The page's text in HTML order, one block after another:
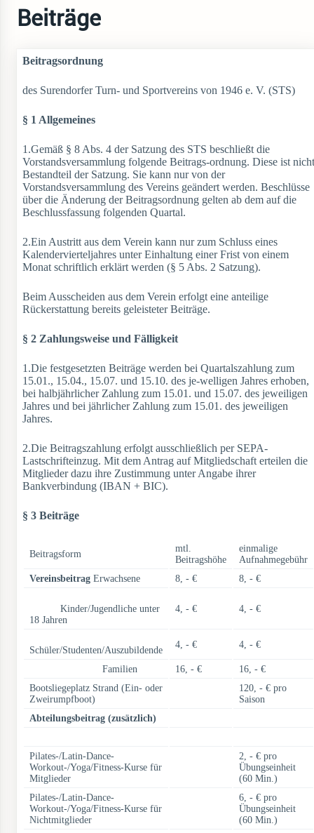
Beiträge
Beitragsordnung
des Surendorfer Turn- und Sportvereins von 1946 e. V. (STS)
§ 1 Allgemeines
1.Gemäß § 8 Abs. 4 der Satzung des STS beschließt die
Vorstandsversammlung folgende Beitrags-ordnung. Diese ist nicht
Bestandteil der Satzung. Sie kann nur von der
Vorstandsversammlung des Vereins geändert werden. Beschlüsse
über die Änderung der Beitragsordnung gelten ab dem auf die
Beschlussfassung folgenden Quartal.
2.Ein Austritt aus dem Verein kann nur zum Schluss eines
Kalendervierteljahres unter Einhaltung einer Frist von einem
Monat schriftlich erklärt werden (§ 5 Abs. 2 Satzung).
Beim Ausscheiden aus dem Verein erfolgt eine anteilige
Rückerstattung bereits geleisteter Beiträge.
§ 2 Zahlungsweise und Fälligkeit
1.Die festgesetzten Beiträge werden bei Quartalszahlung zum
15.01., 15.04., 15.07. und 15.10. des je-welligen Jahres erhoben,
bei halbjährlicher Zahlung zum 15.01. und 15.07. des jeweiligen
Jahres und bei jährlicher Zahlung zum 15.01. des jeweiligen
Jahres.
2.Die Beitragszahlung erfolgt ausschließlich per SEPA-
Lastschrifteinzug. Mit dem Antrag auf Mitgliedschaft erteilen die
Mitglieder dazu ihre Zustimmung unter Angabe ihrer
Bankverbindung (IBAN + BIC).
§ 3 Beiträge
Beitragsform
mtl.
Beitragshöhe
einmalige
Aufnahmegebühr
Vereinsbeitrag Erwachsene 8, - € 8, - €
Kinder/Jugendliche unter
18 Jahren
4, - € 4, - €
Schüler/Studenten/Auszubildende
4, - € 4, - €
Familien 16, - €
16, - €
Bootsliegeplatz Strand (Ein- oder
Zweirumpfboot)
120, - € pro
Saison
Abteilungsbeitrag (zusätzlich)
Pilates-/Latin-Dance-
Workout-/Yoga/Fitness-Kurse für
Mitglieder
2, - € pro
Übungseinheit
(60 Min.)
Pilates-/Latin-Dance-
Workout-/Yoga/Fitness-Kurse für
Nichtmitglieder
6, - € pro
Übungseinheit
(60 Min.)